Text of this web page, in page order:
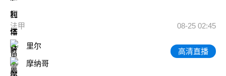
法甲 08-25 02:45
里尔
摩纳哥
高清直播